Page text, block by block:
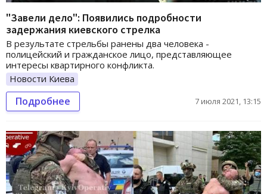
"Завели дело": Появились подробности
задержания киевского стрелка
В результате стрельбы ранены два человека -
полицейский и гражданское лицо, представляющее
интересы квартирного конфликта.
Новости Киева
Подробнее 7 июля 2021, 13:15